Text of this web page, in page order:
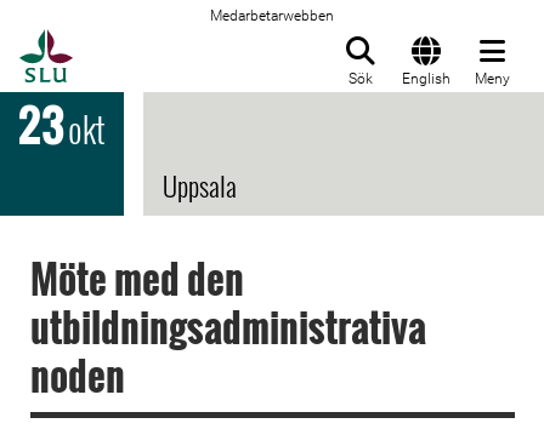
Medarbetarwebben
Sök English Meny
23okt
Uppsala
Möte med den
utbildningsadministrativa
noden